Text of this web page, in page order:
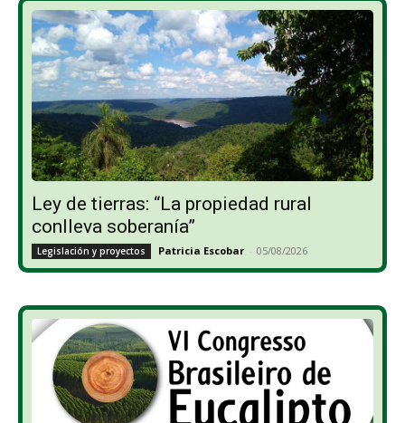
Ley de tierras: “La propiedad rural
conlleva soberanía”
Legislación y proyectos Patricia Escobar - 05/08/2026